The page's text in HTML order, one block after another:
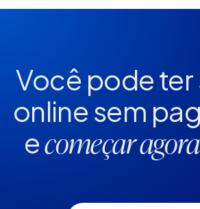
Você pode ter
onlinesem
ecomeçar